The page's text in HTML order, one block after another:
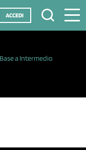
ACCEDI
a Intermedio